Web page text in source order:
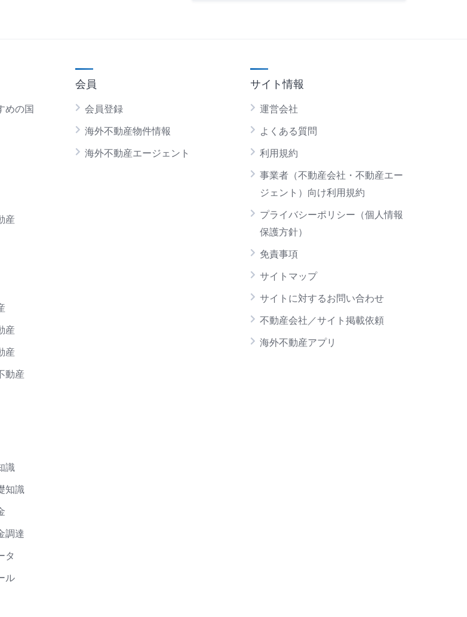
めの国
産
産
産
動産
識
知識
調達
タ
ル
会員
会員登録
海外不動産物件情報
海外不動産エージェント
サイト情報
運営会社
よくある質問
利用規約
事業者（不動産会社・不動産エー
ジェント）向け利用規約
プライバシーポリシー（個人情報
保護方針）
免責事項
サイトマップ
サイトに対するお問い合わせ
不動産会社／サイト掲載依頼
海外不動産アプリ